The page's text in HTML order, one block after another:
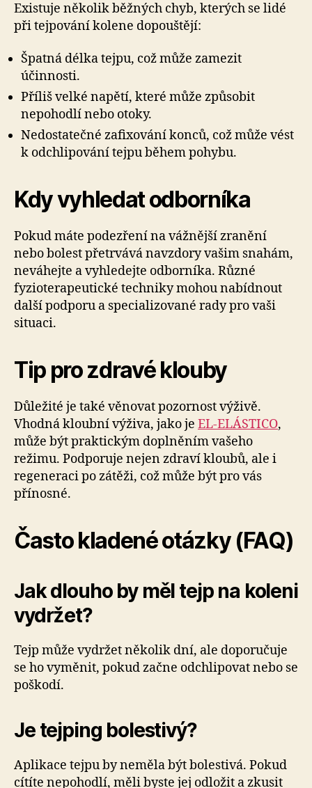
Existuje několik běžných chyb, kterých se lidé
při tejpování kolene dopouštějí:
Špatná délka tejpu, což může zamezit
účinnosti.
Příliš velké napětí, které může způsobit
nepohodlí nebo otoky.
Nedostatečné zafixování konců, což může vést
k odchlipování tejpu během pohybu.
Kdy vyhledat odborníka
Pokud máte podezření na vážnější zranění
nebo bolest přetrvává navzdory vašim snahám,
neváhejte a vyhledejte odborníka. Různé
fyzioterapeutické techniky mohou nabídnout
další podporu a specializované rady pro vaši
situaci.
Tip pro zdravé klouby
Důležité je také věnovat pozornost výživě.
Vhodná kloubní výživa, jako je EL-ELÁSTICO,
může být praktickým doplněním vašeho
režimu. Podporuje nejen zdraví kloubů, ale i
regeneraci po zátěži, což může být pro vás
přínosné.
Často kladené otázky (FAQ)
Jak dlouho by měl tejp na koleni
vydržet?
Tejp může vydržet několik dní, ale doporučuje
se ho vyměnit, pokud začne odchlipovat nebo se
poškodí.
Je tejping bolestivý?
Aplikace tejpu by neměla být bolestivá. Pokud
cítíte nepohodlí, měli byste jej odložit a zkusit